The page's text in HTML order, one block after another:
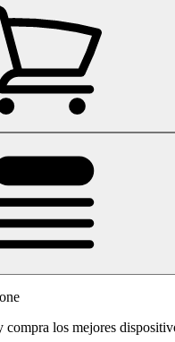
compra los mejores